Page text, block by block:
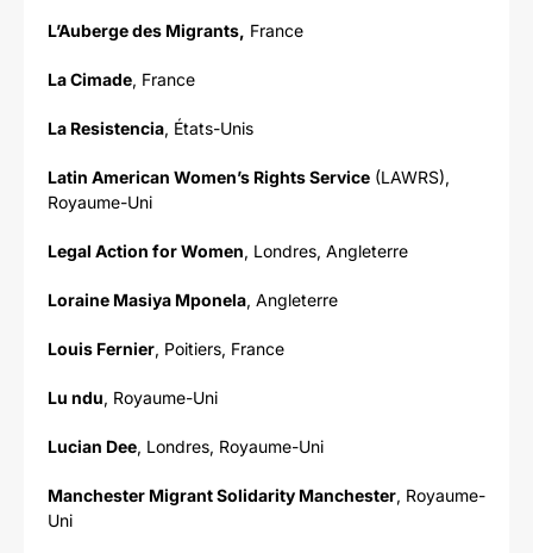
L’Auberge des Migrants, France
La Cimade, France
La Resistencia, États-Unis
Latin American Women’s Rights Service (LAWRS),
Royaume-Uni
Legal Action for Women, Londres, Angleterre
Loraine Masiya Mponela, Angleterre
Louis Fernier, Poitiers, France
Lu ndu, Royaume-Uni
Lucian Dee, Londres, Royaume-Uni
Manchester Migrant Solidarity Manchester, Royaume-
Uni